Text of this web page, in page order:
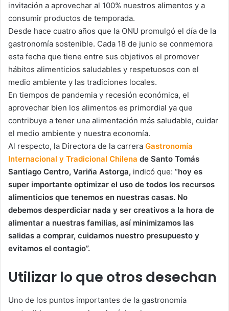
invitación a aprovechar al 100% nuestros alimentos y a
consumir productos de temporada.
Desde hace cuatro años que la ONU promulgó el día de la
gastronomía sostenible. Cada 18 de junio se conmemora
esta fecha que tiene entre sus objetivos el promover
hábitos alimenticios saludables y respetuosos con el
medio ambiente y las tradiciones locales.
En tiempos de pandemia y recesión económica, el
aprovechar bien los alimentos es primordial ya que
contribuye a tener una alimentación más saludable, cuidar
el medio ambiente y nuestra economía.
Al respecto, la Directora de la carrera Gastronomía
Internacional y Tradicional Chilena de Santo Tomás
Santiago Centro, Variña Astorga, indicó que: “hoy es
super importante optimizar el uso de todos los recursos
alimenticios que tenemos en nuestras casas. No
debemos desperdiciar nada y ser creativos a la hora de
alimentar a nuestras familias, así minimizamos las
salidas a comprar, cuidamos nuestro presupuesto y
evitamos el contagio”.
Utilizar lo que otros desechan
Uno de los puntos importantes de la gastronomía